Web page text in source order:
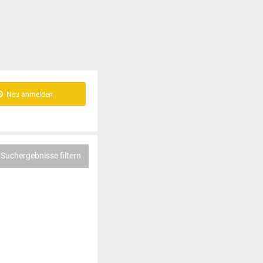
Neu anmelden
Suchergebnisse filtern